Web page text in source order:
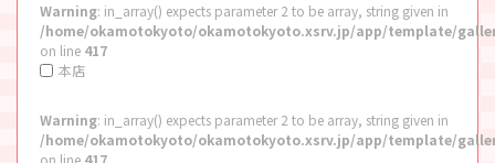
Warning: in_array() expects parameter 2 to be array, string given in
/home/okamotokyoto/okamotokyoto.xsrv.jp/app/template/
on line 417
本店
Warning: in_array() expects parameter 2 to be array, string given in
/home/okamotokyoto/okamotokyoto.xsrv.jp/app/template/